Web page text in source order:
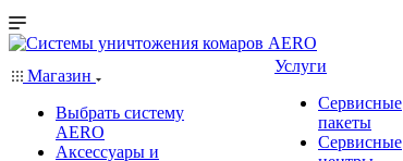
Магазин
Выбрать систему
AERO
Аксессуары и
Услуги
Сервисные
пакеты
Сервисные